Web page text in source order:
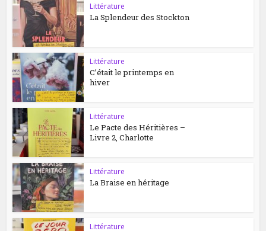
Littérature
La Splendeur des Stockton
Littérature
C’était le printemps en
hiver
Littérature
Le Pacte des Héritières –
Livre 2, Charlotte
Littérature
La Braise en héritage
Littérature